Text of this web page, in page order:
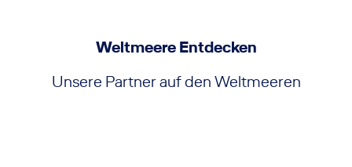
Weltmeere Entdecken
Unsere Partner auf den Weltmeeren